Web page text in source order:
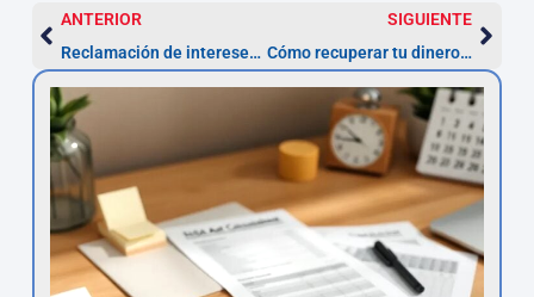
ANTERIOR
Reclamación de intereses usurarios: pasos a seguir para lograr éxito
SIGUIENTE
Cómo recuperar tu dinero tras la nulidad de un préstamo personal usurario